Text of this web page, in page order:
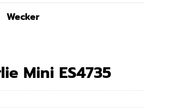
Wecker
Mini ES4735